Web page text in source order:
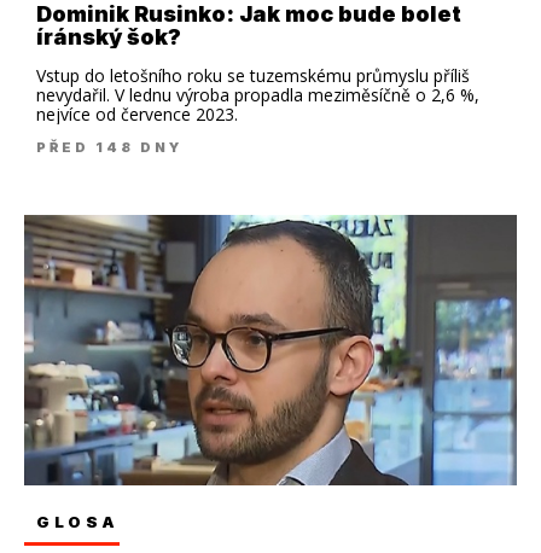
Dominik Rusinko: Jak moc bude bolet
íránský šok?
Vstup do letošního roku se tuzemskému průmyslu příliš
nevydařil. V lednu výroba propadla meziměsíčně o 2,6 %,
nejvíce od července 2023.
PŘED 148 DNY
GLOSA